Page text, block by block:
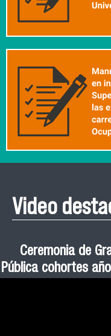
Video
Manual de
Sexista
Roberto Vera invita
e
Jornadas
Ceremonia de
Pública cohortes
Esteban Aedo: “El
tiene directa